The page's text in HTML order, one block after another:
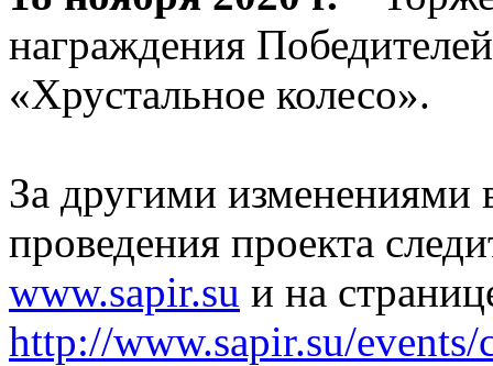
награждения
«Хрустальное колесо».
За другими изменениями
проведения проекта
www.sapir.su и на
http://www.sapir.su/